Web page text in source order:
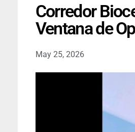
Corredor
Ventana de
May 25, 2026